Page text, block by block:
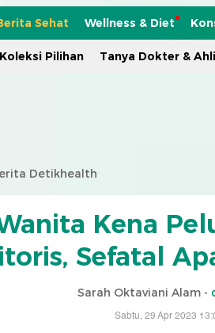
Sehat Wellness & Diet
Koleksi Pilihan Tanya Dokter & Ahli
Detikhealth
Kena
Sefatal
Sarah Oktaviani Alam -
Sabtu, 29 Apr 2023